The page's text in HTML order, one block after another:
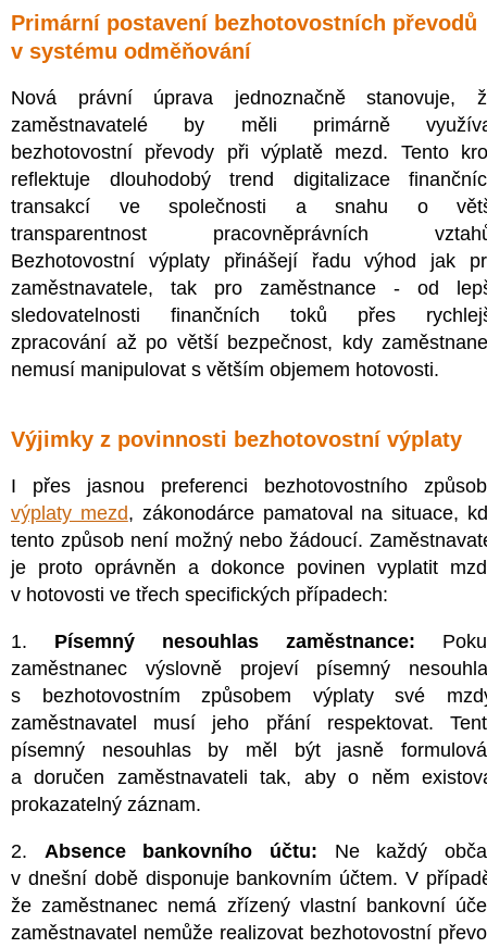
Primární postavení bezhotovostních převodů
v systému odměňování
Nová právní úprava jednoznačně stanovuje,
zaměstnavatelé by měli primárně
bezhotovostní převody při výplatě mezd. Tento
reflektuje dlouhodobý trend digitalizace
transakcí ve společnosti a snahu o
transparentnost pracovněprávních
Bezhotovostní výplaty přinášejí řadu výhod jak
zaměstnavatele, tak pro zaměstnance - od
sledovatelnosti finančních toků přes
zpracování až po větší bezpečnost, kdy
nemusí manipulovat s větším objemem hotovosti.
Výjimky z povinnosti bezhotovostní výplaty
I přes jasnou preferenci bezhotovostního
výplaty mezd, zákonodárce pamatoval na situace,
tento způsob není možný nebo žádoucí.
je proto oprávněn a dokonce povinen vyplatit
v hotovosti ve třech specifických případech:
1. Písemný nesouhlas zaměstnance:
zaměstnanec výslovně projeví písemný
s bezhotovostním způsobem výplaty své
zaměstnavatel musí jeho přání respektovat.
písemný nesouhlas by měl být jasně
a doručen zaměstnavateli tak, aby o něm
prokazatelný záznam.
2. Absence bankovního účtu: Ne každý
v dnešní době disponuje bankovním účtem. V
že zaměstnanec nemá zřízený vlastní bankovní
zaměstnavatel nemůže realizovat bezhotovostní